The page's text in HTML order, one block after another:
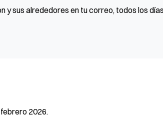
sus alrededores en tu correo, todos los
2026.